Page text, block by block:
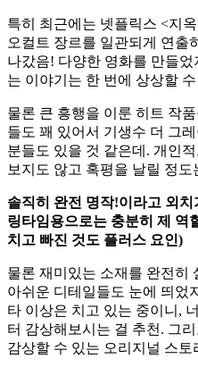
특히 최근에는 넷플릭스 <지
오컬트 장르를 일관되게 연출
나갔음! 다양한 영화를 만들
는 이야기는 한 번에 상상할
물론 큰 흥행을 이룬 히트 작
들도 꽤 있어서 기생수 더 그
분들도 있을 것 같은데. 개인
보지도 않고 혹평을 날릴 정
솔직히 완전 명작!이라고 외
링타임용으로는 충분히 제 역
치고 빠진 것도 플러스 요인)
물론 재미있는 소재를 완전히
아쉬운 디테일들도 눈에 띄었
타 이상은 치고 있는 중이니,
터 감상해보시는 걸 추천. 그
감상할 수 있는 오리지널 스